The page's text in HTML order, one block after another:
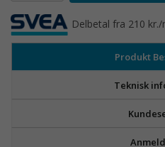
Delbetal fra 210 kr./
Produkt
Teknisk